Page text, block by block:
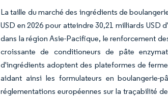
La taille du marché des ingrédients de
USD en 2026 pour atteindre 30,21 milliards USD
dans la région Asie-Pacifique, le renforcement
croissante de conditioneurs de pâte
d'ingrédients adoptent des plateformes de
aidant ainsi les formulateurs en boulangerie-
réglementations européennes sur la traçabilité